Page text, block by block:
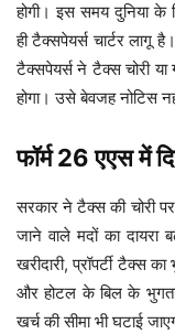
होगी। इस समय दुनिया के
ही टैक्सपेयर्स चार्टर लागू
टैक्सपेयर्स ने टैक्स चोरी
होगा। उसे बेवजह नोटिस
फॉर्म 26 एएस में
सरकार ने टैक्स की चोरी
जाने वाले मदों का
खरीदारी, प्रॉपर्टी टैक्स
और होटल के बिल के
खर्च की सीमा भी घटाई